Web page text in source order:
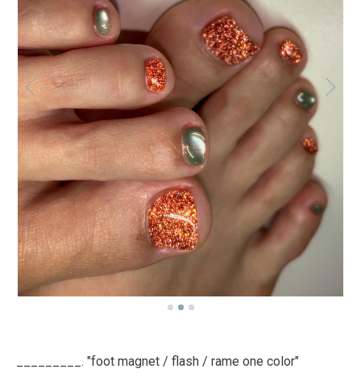
_________. "foot magnet / flash / rame one color"